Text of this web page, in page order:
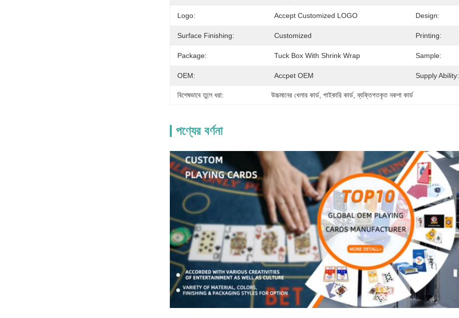
Logo: Accept Customized LOGO Design:
Surface Finishing: Customized Printing:
Package: Tuck Box With Shrink Wrap Sample:
OEM: Accpet OEM Supply Ability:
বিশেষভাবে তুলে ধরা: উচ্চমানের খেলার কার্ড, পাইকারি কার্ড, ব্যক্তিগতকৃত নকশা কার্ড
পণ্যের বর্ণনা